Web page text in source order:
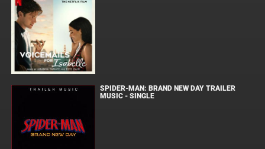
SPIDER-MAN: BRAND NEW DAY TRAILER
MUSIC - SINGLE